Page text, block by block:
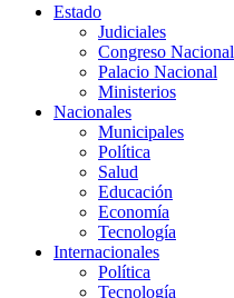
Estado
Judiciales
Congreso Nacional
Palacio Nacional
Ministerios
Nacionales
Municipales
Política
Salud
Educación
Economía
Tecnología
Internacionales
Política
Tecnología